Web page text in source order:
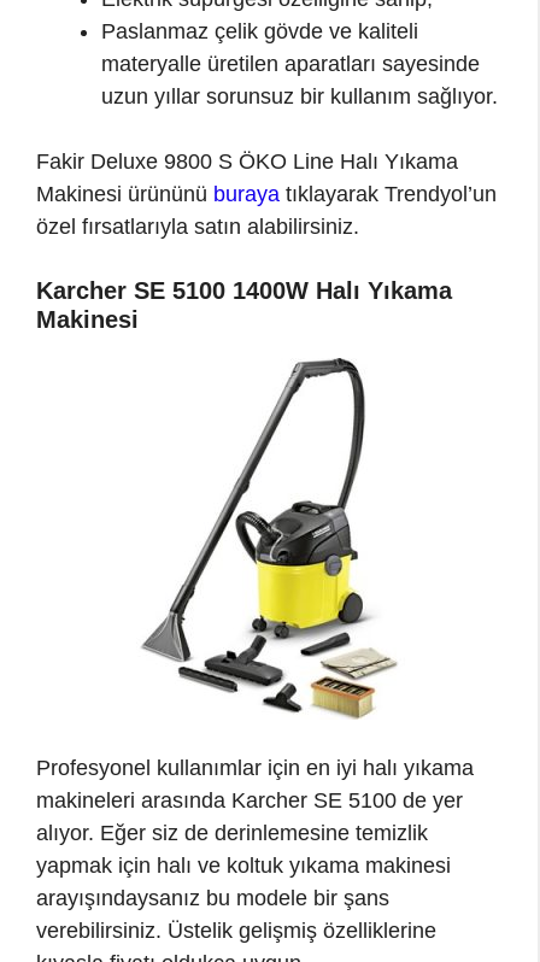
Paslanmaz çelik gövde ve kaliteli
materyalle üretilen aparatları sayesinde
uzun yıllar sorunsuz bir kullanım sağlıyor.
Fakir Deluxe 9800 S ÖKO Line Halı Yıkama
Makinesi ürününü buraya tıklayarak Trendyol’un
özel fırsatlarıyla satın alabilirsiniz.
Karcher SE 5100 1400W Halı Yıkama
Makinesi
Profesyonel kullanımlar için en iyi halı yıkama
makineleri arasında Karcher SE 5100 de yer
alıyor. Eğer siz de derinlemesine temizlik
yapmak için halı ve koltuk yıkama makinesi
arayışındaysanız bu modele bir şans
verebilirsiniz. Üstelik gelişmiş özelliklerine